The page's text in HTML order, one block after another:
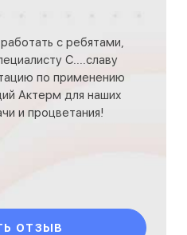
с ребятами,
С....славу
по применению
Актерм для наших
и процветания!
ОТЗЫВ